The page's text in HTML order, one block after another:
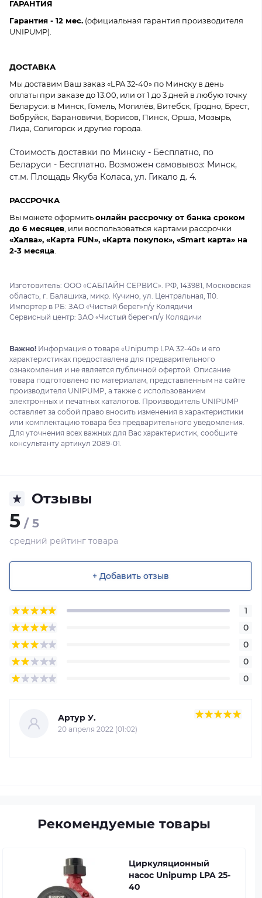
ГАРАНТИЯ
Гарантия - 12 мес. (официальная гарантия производителя
UNIPUMP).
ДОСТАВКА
Мы доставим Ваш заказ «LPA 32-40» по Минску в день
оплаты при заказе до 13:00, или от 1 до 3 дней в любую точку
Беларуси: в Минск, Гомель, Могилёв, Витебск, Гродно, Брест,
Бобруйск, Барановичи, Борисов, Пинск, Орша, Мозырь,
Лида, Солигорск и другие города.
Стоимость доставки по Минску - Бесплатно, по
Беларуси - Бесплатно. Возможен самовывоз: Минск,
ст.м. Площадь Якуба Коласа, ул. Гикало д. 4.
РАССРОЧКА
Вы можете оформитьонлайн рассрочку от банка сроком
до 6 месяцев , или воспользоваться картами рассрочки
«Халва», «Карта FUN», «Карта покупок», «Smart карта» на
2-3 месяца
Изготовитель: ООО «САБЛАЙН СЕРВИС». РФ, 143981, Московская
область, г. Балашиха, микр. Кучино, ул. Центральная, 110.
Импортер в РБ: ЗАО «Чистый берег»п/у Колядичи
Сервисный центр: ЗАО «Чистый берег»п/у Колядичи
Важно! Информация о товаре «Unipump LPA 32-40» и его
характеристиках предоставлена для предварительного
ознакомления и не является публичной офертой. Описание
товара подготовлено по материалам, представленным на сайте
производителя UNIPUMP, а также с использованием
электронных и печатных каталогов. Производитель UNIPUMP
оставляет за собой право вносить изменения в характеристики
или комплектацию товара без предварительного уведомления.
Для уточнения всех важных для Вас характеристик, сообщите
консультанту артикул 2089-01.
Отзывы
5 / 5
средний рейтинг товара
+ Добавить отзыв
1
0
0
0
0
Артур У.
20 апреля 2022 (01:02)
Рекомендуемые товары
Циркуляционный
насос Unipump LPA 25-
40